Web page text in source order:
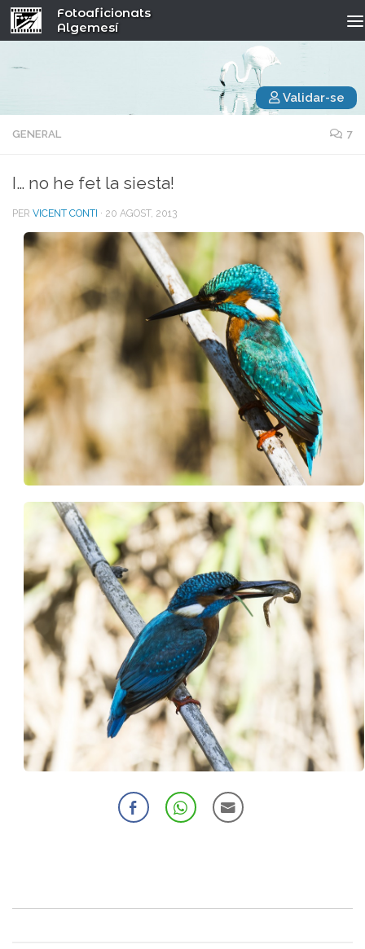
Fotoaficionats
Algemesí
Validar-se
GENERAL 7
I… no he fet la siesta!
PER VICENT CONTI · 20 AGOST, 2013